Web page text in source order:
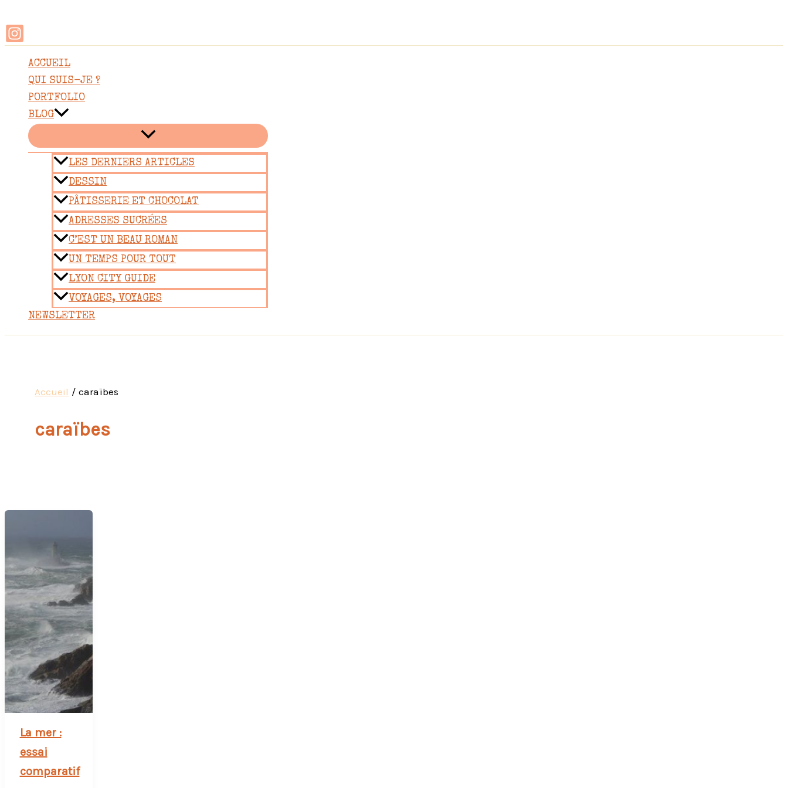
au
contenu
ACCUEIL
QUI SUIS-JE ?
PORTFOLIO
BLOG
LES DERNIERS ARTICLES
DESSIN
PÂTISSERIE ET CHOCOLAT
ADRESSES SUCRÉES
C’EST UN BEAU ROMAN
UN TEMPS POUR TOUT
LYON CITY GUIDE
VOYAGES, VOYAGES
NEWSLETTER
Accueil caraïbes
caraïbes
La mer :
essai
comparatif